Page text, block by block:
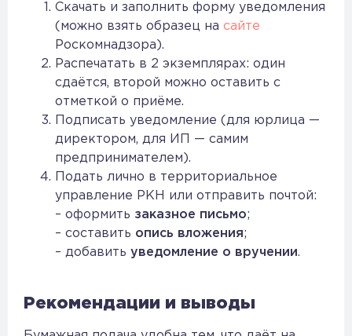
Скачать и заполнить форму уведомления
(можно взять образец на сайте
Роскомнадзора).
Распечатать в 2 экземплярах: один
сдаётся, второй можно оставить с
отметкой о приёме.
Подписать уведомление (для юрлица —
директором, для ИП — самим
предпринимателем).
Подать лично в территориальное
управление РКН или отправить почтой:
– оформить заказное письмо;
– составить опись вложения;
– добавить уведомление о вручении.
Рекомендации и выводы